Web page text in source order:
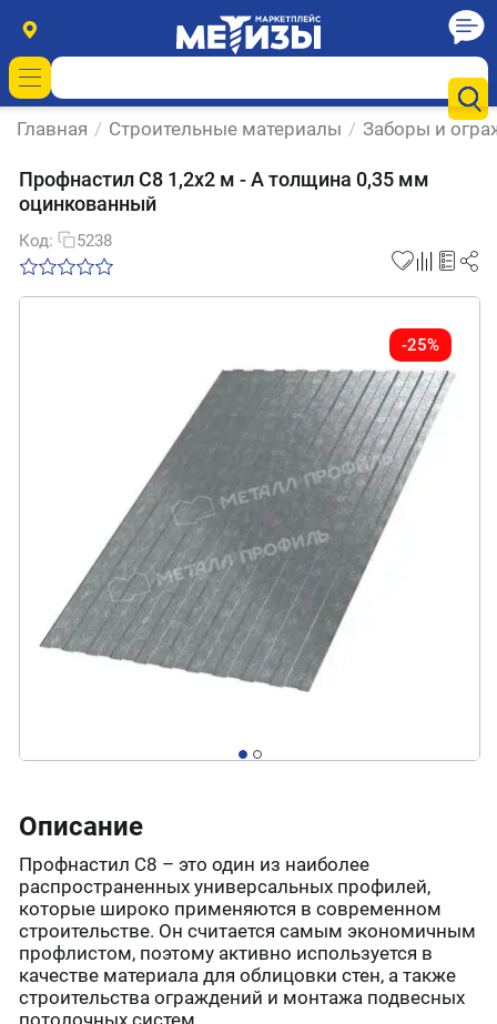
Главная / Строительные материалы / Заборы и
Профнастил С8 1,2х2 м - A толщина 0,35 мм
оцинкованный
Код: 5238
-25%
Описание
Профнастил С8 – это один из наиболее
распространенных универсальных профилей,
которые широко применяются в современном
строительстве. Он считается самым экономичным
профлистом, поэтому активно используется в
качестве материала для облицовки стен, а также
строительства ограждений и монтажа подвесных
потолочных систем.